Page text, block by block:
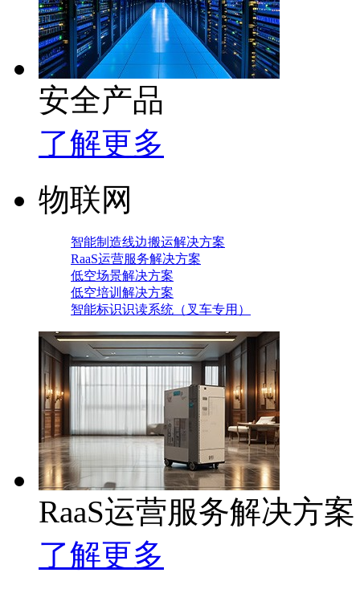
安全产品
了解更多
物联网
智能制造线边搬运解决方案
RaaS运营服务解决方案
低空场景解决方案
低空培训解决方案
智能标识识读系统（叉车专用）
RaaS运营服务解决方案
了解更多